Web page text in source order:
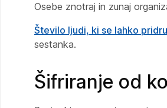
Osebe znotraj in zunaj
Število ljudi, ki se lahko
sestanka.
Šifriranje od